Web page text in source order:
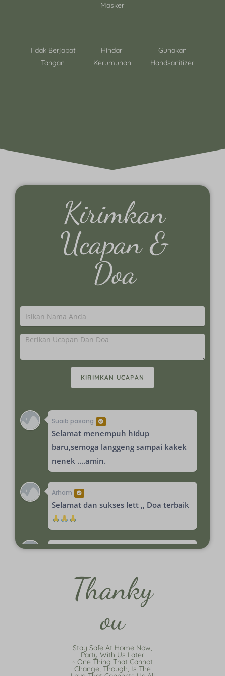
Masker
Tidak Berjabat
Tangan
Hindari
Kerumunan
Gunakan
Handsanitizer
Kirimkan
Ucapan &
Doa
KIRIMKAN UCAPAN
Suaib pasang
Selamat menempuh hidup
baru,semoga langgeng sampai kakek
nenek ....amin.
Arham
Selamat dan sukses lett ,, Doa terbaik
Elis
semoga jdi keluarga sakina mawadda
warahmatullahi bahagia dunia akhirat
aminn
Masya Allah tabarakallah syg,,selamat
sygku,teman aq dri kecil sampai
Thanky
Ou
Stay Safe At Home Now,
Party With Us Later
~ One Thing That Cannot
Change, Though, Is The